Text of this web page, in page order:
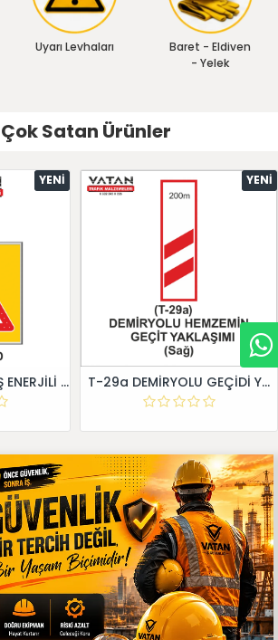
Uyarı Levhaları
Baret - Eldiven
- Yelek
Çok Satan Ürünler
YENI
SOLAR LED'Lİ GÜNEŞ ENERJİLİ LEVHA
YENI
T-29a DEMİRYOLU GEÇİDİ YAKLAŞIM LEVHALARI (Sağ)